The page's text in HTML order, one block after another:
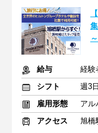
給与
経験
シフト
雇用形態
アル
アクセス
旭橋